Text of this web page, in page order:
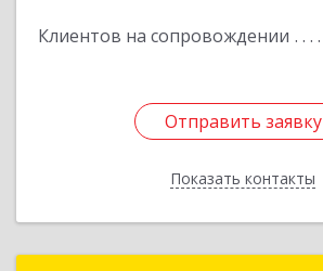
Клиентов на сопровождении
Отправить заявку
Показать контакты
Отправить заявку
Назад